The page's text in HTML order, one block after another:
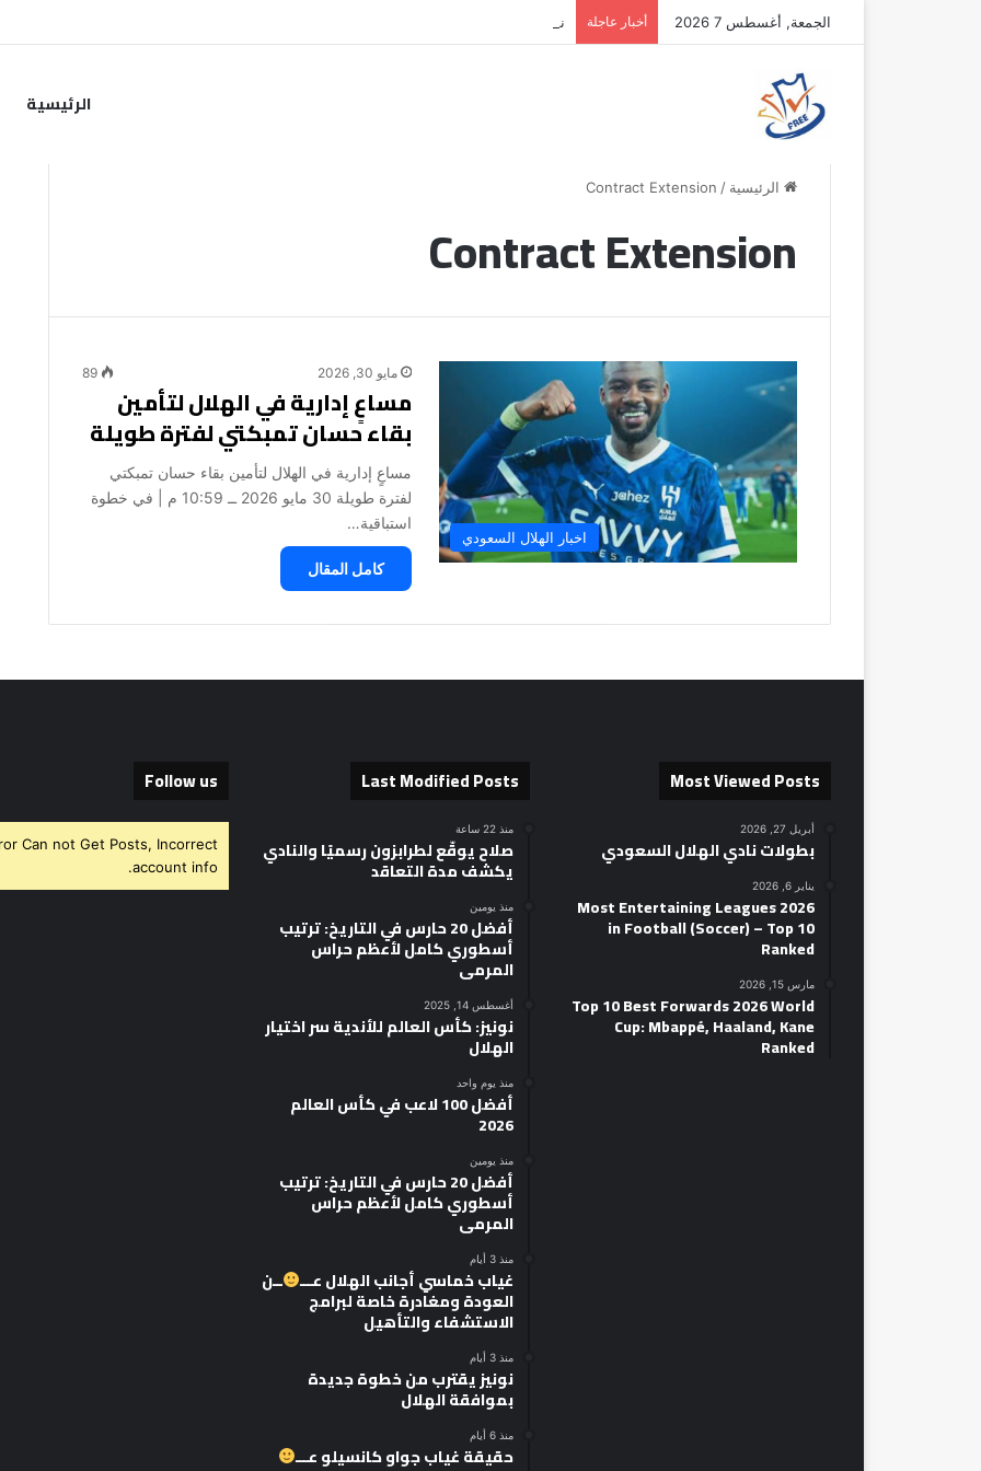
الجمعة, أغسطس 7 2026 أخبار عاجلة نونيز يقترب من خطوة جديدة بموافقة الهلال
الرئيسية
الرئيسية /
Contract Extension
Contract Extension
اخبار الهلال السعودي
مايو 30, 2026 89
مساعٍ إدارية في الهلال لتأمين
بقاء حسان تمبكتي لفترة طويلة
مساعٍ إدارية في الهلال لتأمين بقاء حسان تمبكتي
لفترة طويلة 30 مايو 2026 ــ 10:59 م | ​في خطوة
استباقية…
كامل المقال
Most Viewed Posts
أبريل 27, 2026
بطولات نادي الهلال السعودي
يناير 6, 2026
2026 Most Entertaining Leagues
in Football (Soccer) – Top 10
Ranked
مارس 15, 2026
Top 10 Best Forwards 2026 World
Cup: Mbappé, Haaland, Kane
Ranked
Last Modified Posts
منذ 22 ساعة
صلاح يوقّع لطرابزون رسميًا والنادي
يكشف مدة التعاقد
منذ يومين
أفضل 20 حارس في التاريخ: ترتيب
أسطوري كامل لأعظم حراس
المرمى
أغسطس 14, 2025
نونيز: كأس العالم للأندية سر اختيار
الهلال
منذ يوم واحد
أفضل 100 لاعب في كأس العالم
2026
منذ يومين
أفضل 20 حارس في التاريخ: ترتيب
أسطوري كامل لأعظم حراس
المرمى
منذ 3 أيام
غياب خماسي أجانب الهلال عـــ ــن
العودة ومغادرة خاصة لبرامج
الاستشفاء والتأهيل
منذ 3 أيام
نونيز يقترب من خطوة جديدة
بموافقة الهلال
منذ 6 أيام
حقيقة غياب جواو كانسيلو عـــ
Follow us
Can not Get Posts, Incorrect
account info.